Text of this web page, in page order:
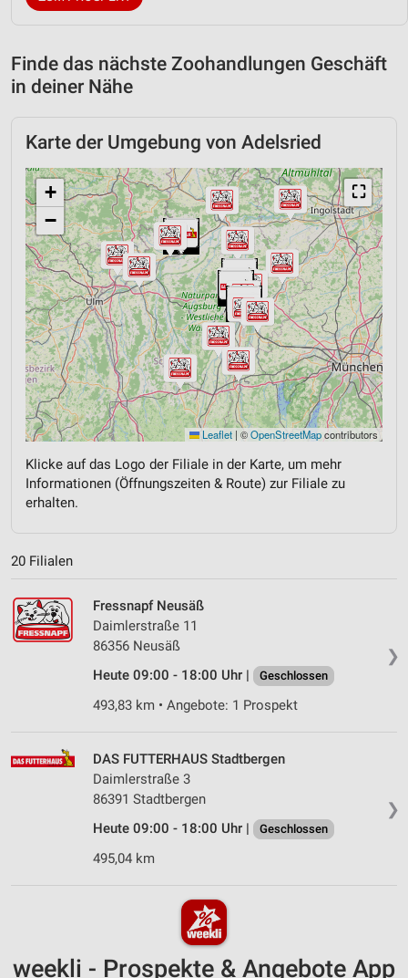
Finde das nächste Zoohandlungen Geschäft
in deiner Nähe
Karte der Umgebung von Adelsried
⛶
+
−
Leaflet | ©OpenStreetMapcontributors
Klicke auf das Logo der Filiale in der Karte, um mehr
Informationen (Öffnungszeiten & Route) zur Filiale zu
erhalten.
20 Filialen
❯
Fressnapf Neusäß
Daimlerstraße 11
86356 Neusäß
Heute 09:00 - 18:00 Uhr |
Geschlossen
493,83 km • Angebote: 1 Prospekt
❯
DAS FUTTERHAUS Stadtbergen
Daimlerstraße 3
86391 Stadtbergen
Heute 09:00 - 18:00 Uhr |
Geschlossen
495,04 km
weekli - Prospekte & Angebote App